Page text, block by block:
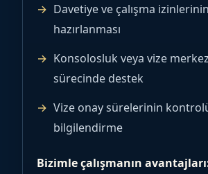
Davetiye ve çalışma izinlerinin
hazırlanması
Konsolosluk veya vize
sürecinde destek
Vize onay sürelerinin
bilgilendirme
Bizimle çalışmanın